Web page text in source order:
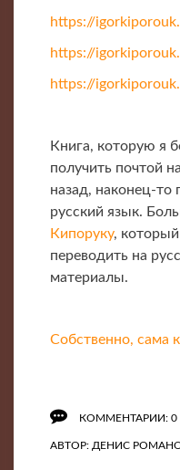
https://
https://
https://
Книга, которую я
получить почтой
назад, наконец-то
русский язык.
Кипоруку, который
переводить на
материалы.
Собственно, сама
КОММЕНТАРИИ: 0
АВТОР: ДЕНИС